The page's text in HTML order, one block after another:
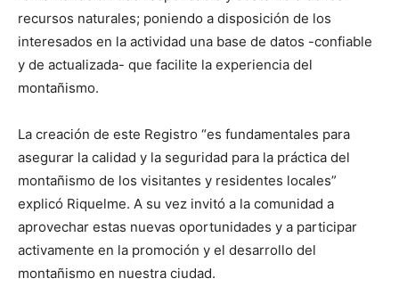
recursos naturales; poniendo a disposición de los
interesados en la actividad una base de datos -confiable
y de actualizada- que facilite la experiencia del
montañismo.
La creación de este Registro “es fundamentales para
asegurar la calidad y la seguridad para la práctica del
montañismo de los visitantes y residentes locales”
explicó Riquelme. A su vez invitó a la comunidad a
aprovechar estas nuevas oportunidades y a participar
activamente en la promoción y el desarrollo del
montañismo en nuestra ciudad.